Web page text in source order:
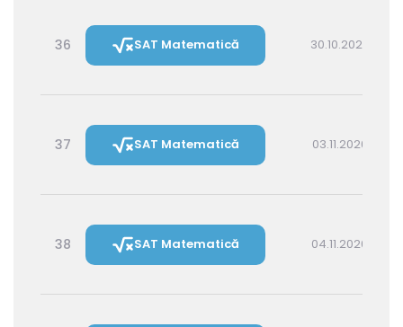
36 SAT Matematică 30.10.2026 16:00
37 SAT Matematică 03.11.2026 16:00
38 SAT Matematică 04.11.2026 14:30